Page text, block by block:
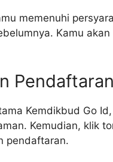
memenuhi
Kamu
Kemdikbud Go
Kemudian, klik
pendaftaran.